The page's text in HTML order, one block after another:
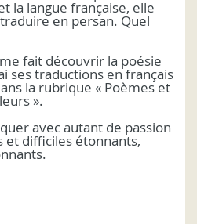
la langue française, elle
en persan. Quel
fait découvrir la poésie
ses traductions en français
la rubrique « Poèmes et
».
avec autant de passion
et difficiles étonnants,